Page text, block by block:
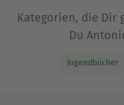
Kategorien, die Dir
Du
Jugendbücher